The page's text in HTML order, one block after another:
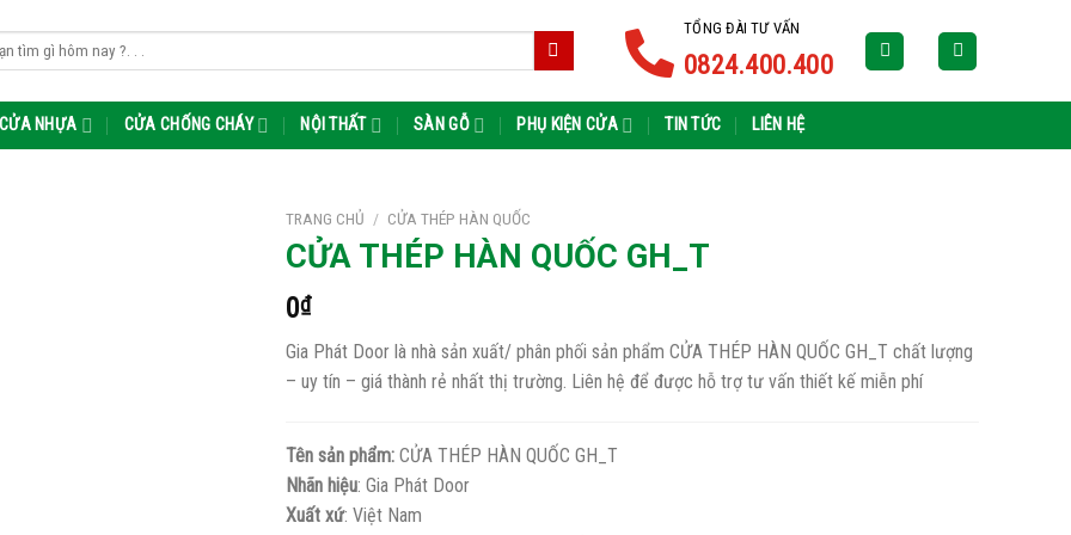
TỔNG ĐÀI TƯ VẤN
0824.400.400
CỬA NHỰA CỬA CHỐNG CHÁY NỘI THẤT SÀN GỖ PHỤ KIỆN CỬA TIN TỨC LIÊN HỆ
TRANG CHỦ / CỬA THÉP HÀN QUỐC
CỬA THÉP HÀN QUỐC GH_T
0₫
Gia Phát Door là nhà sản xuất/ phân phối sản phẩm CỬA THÉP HÀN QUỐC GH_T chất lượng
– uy tín – giá thành rẻ nhất thị trường. Liên hệ để được hỗ trợ tư vấn thiết kế miễn phí
Tên sản phẩm: CỬA THÉP HÀN QUỐC GH_T
Nhãn hiệu: Gia Phát Door
Xuất xứ: Việt Nam